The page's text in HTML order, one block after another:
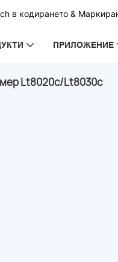
в кодирането &
ПРИЛОЖЕНИЕ
Lt8020c/Lt8030c